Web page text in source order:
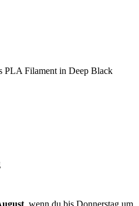
PLA Filament in Deep Black
, wenn du bis Donnerstag um